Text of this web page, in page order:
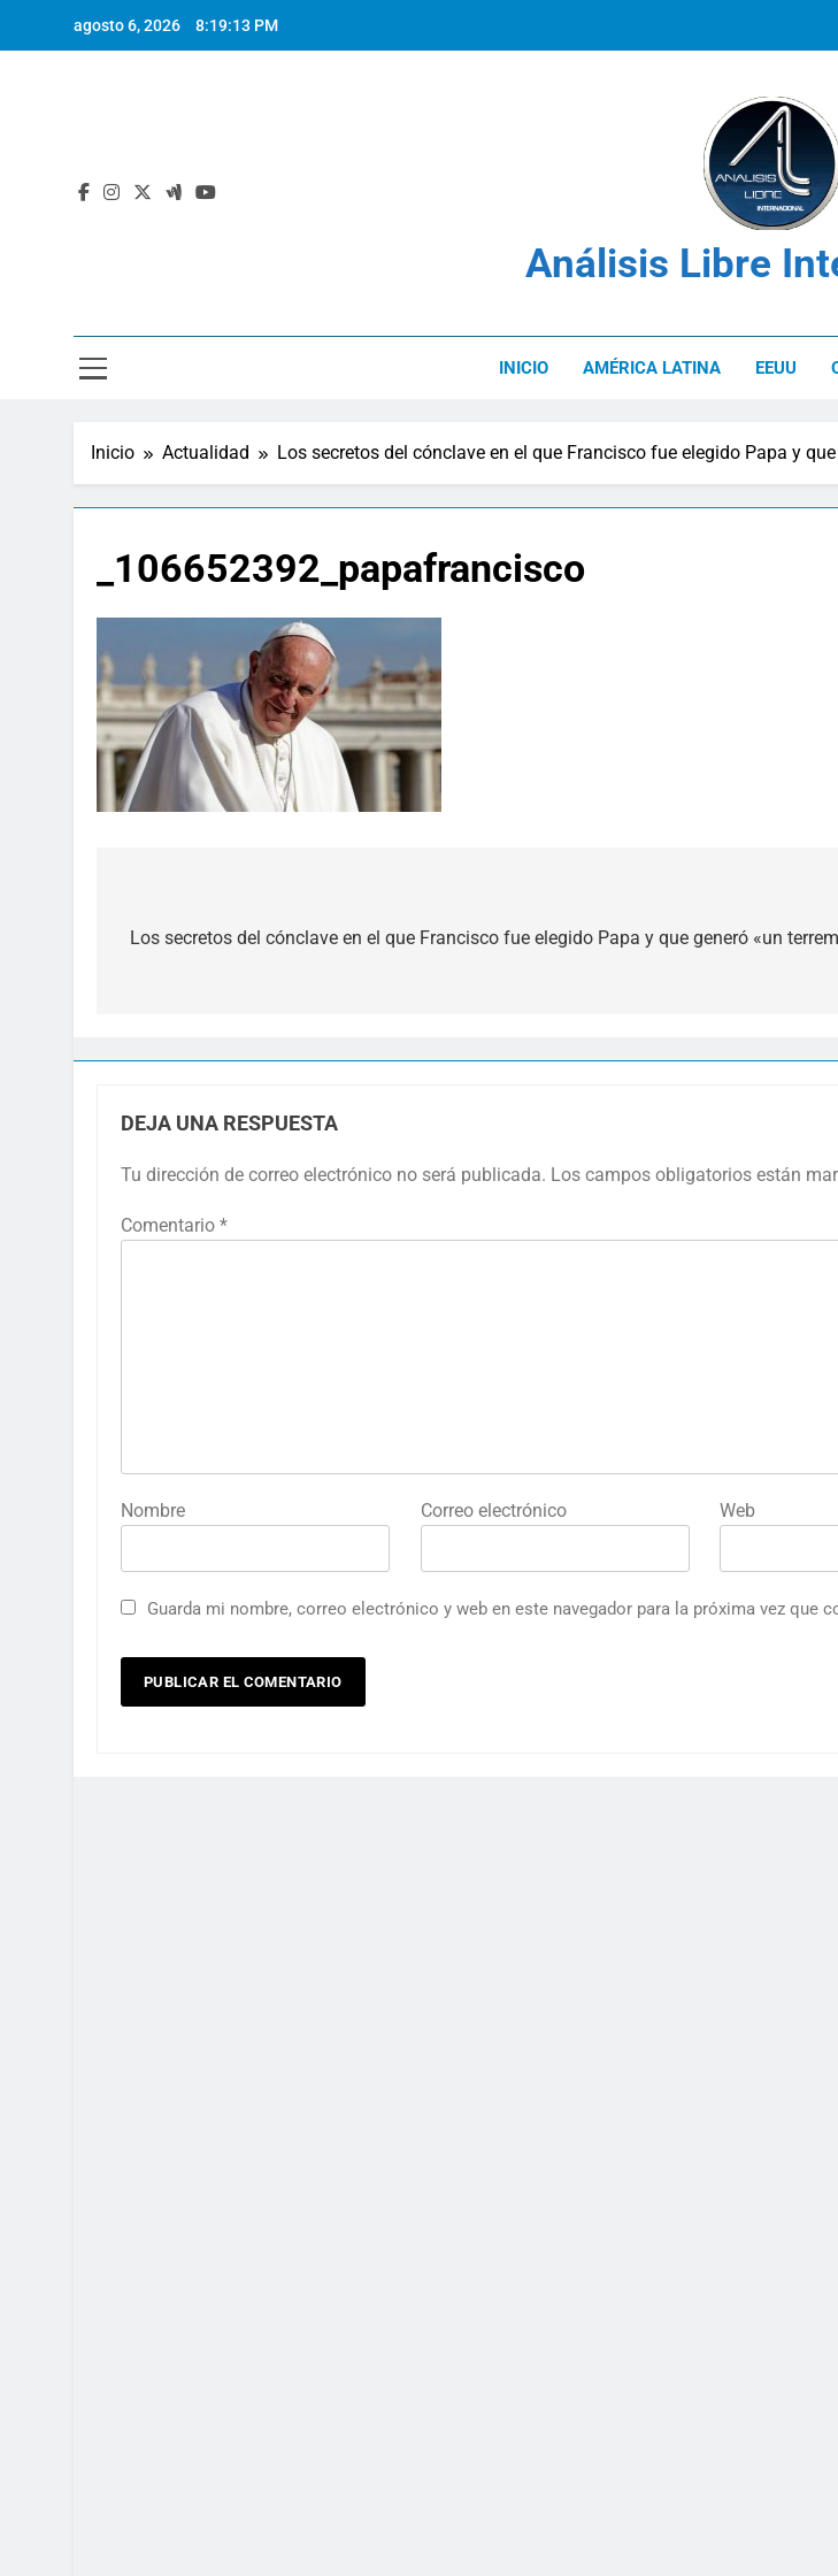
agosto 6, 2026 8:19:13 PM
Los
Venezuela: Plan
Análisis Libre
INICIO AMÉRICA LATINA EEUU
Inicio Actualidad Los secretos del cónclave en el que Francisco fue elegido Papa y
_106652392_papafrancisco
de
Los secretos del cónclave en el que Francisco fue elegido Papa y que generó «un
DEJA UNA RESPUESTA
Tu dirección de correo electrónico no será publicada. Los campos obligatorios están
Comentario *
Nombre Correo electrónico Web
Guarda mi nombre, correo electrónico y web en este navegador para la próxima vez que